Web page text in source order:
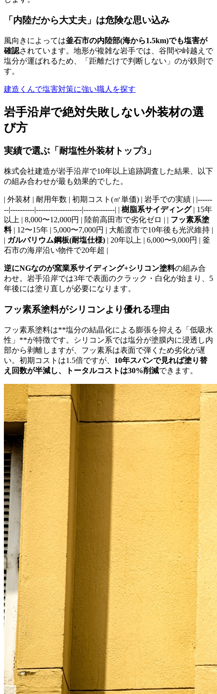
「内陸だから大丈夫」は危険な思い込み
風向きによっては釜石市の内陸部(海から1.5km)でも塩害が
確認されています。地形が複雑な岩手では、谷間や峠越えで
塩分が運ばれるため、「距離だけで判断しない」のが鉄則で
す。
建造くんで塩害対策に強い職人を探す
岩手沿岸で絶対失敗しない外装材の選
び方
実績で選ぶ「耐塩性外装材トップ3」
株式会社建造が岩手沿岸で10年以上追跡調査した結果、以下
の組み合わせが最も効果的でした。
| 外装材 | 耐用年数 | 初期コスト(㎡単価) | 岩手での実績 | |------
--|----------|-------------------|-------------| | 樹脂系サイディング| 15年
以上 | 8,000〜12,000円 | 陸前高田市で劣化ゼロ | | フッ素系塗
料| 12〜15年 | 5,000〜7,000円 | 大船渡市で10年後も光沢維持 |
| ガルバリウム鋼板(耐塩仕様) | 20年以上 | 6,000〜9,000円 | 釜
石市の海岸沿い物件で20年超 |
逆にNGなのが窯業系サイディング+シリコン塗料の組み合
わせ。岩手沿岸では3年で表面のクラック・白化が始まり、5
年後には塗り直しが必要になります。
フッ素系塗料がシリコンより優れる理由
フッ素系塗料は**塩分の結晶化による膨張を抑える「低吸水
性」**が特徴です。シリコン系では塩分が塗膜内に浸透し内
部から剥離しますが、フッ素系は表面で弾くため劣化が遅
い。初期コストは1.5倍ですが、 10年スパンで見れば塗り替
え回数が半減し、トータルコストは30%削減できます。